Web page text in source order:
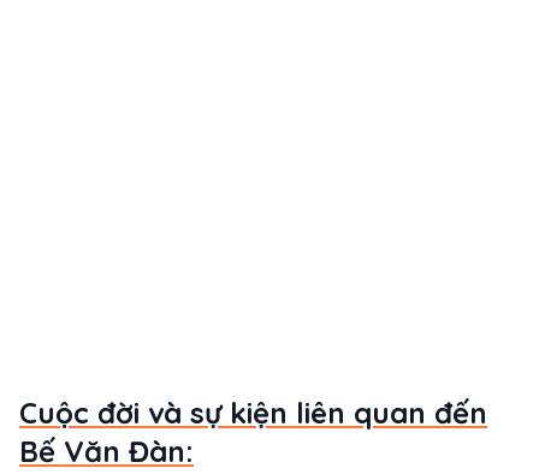
Cuộc đời và sự kiện liên quan đến
Bế Văn Đàn: